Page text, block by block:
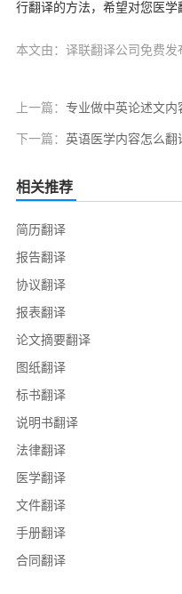
行翻译的方法，希望对您医学
本文由：译联翻译公司免费发
上一篇： 专业做中英论述文内
下一篇： 英语医学内容怎么翻
相关推荐
简历翻译
报告翻译
协议翻译
报表翻译
论文摘要翻译
图纸翻译
标书翻译
说明书翻译
法律翻译
医学翻译
文件翻译
手册翻译
合同翻译